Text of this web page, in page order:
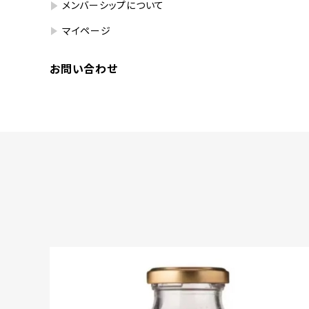
メンバーシップについて
マイページ
お問い合わせ